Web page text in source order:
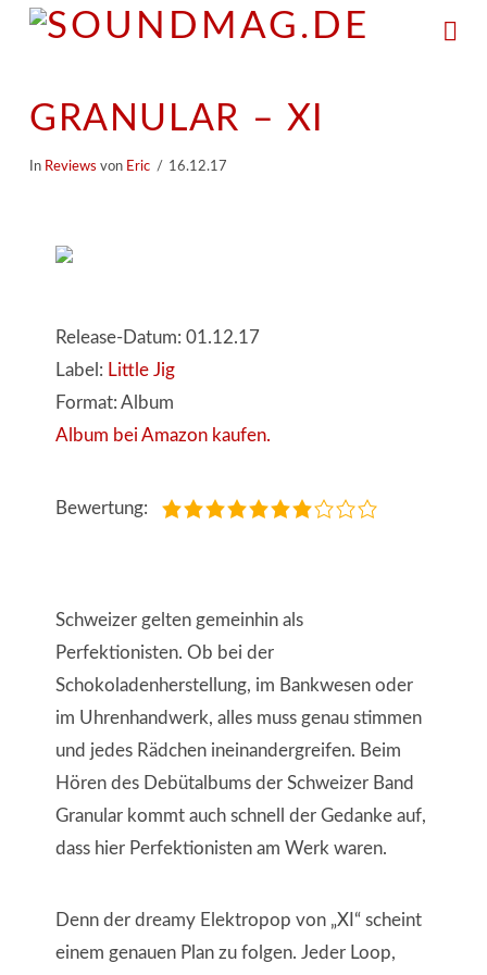
GRANULAR – XI
In Reviews von Eric 16.12.17
Release-Datum: 01.12.17
Label: Little Jig
Format: Album
Album bei Amazon kaufen.
Bewertung:
Schweizer gelten gemeinhin als
Perfektionisten. Ob bei der
Schokoladenherstellung, im Bankwesen oder
im Uhrenhandwerk, alles muss genau stimmen
und jedes Rädchen ineinandergreifen. Beim
Hören des Debütalbums der Schweizer Band
Granular kommt auch schnell der Gedanke auf,
dass hier Perfektionisten am Werk waren.
Denn der dreamy Elektropop von „XI“ scheint
einem genauen Plan zu folgen. Jeder Loop,